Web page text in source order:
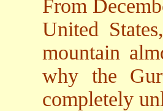
From
United
mountain
why the
completely